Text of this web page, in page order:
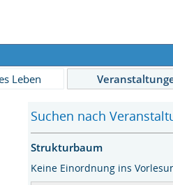
Leben
Suchen nach
Strukturbaum
Keine Einordnung ins